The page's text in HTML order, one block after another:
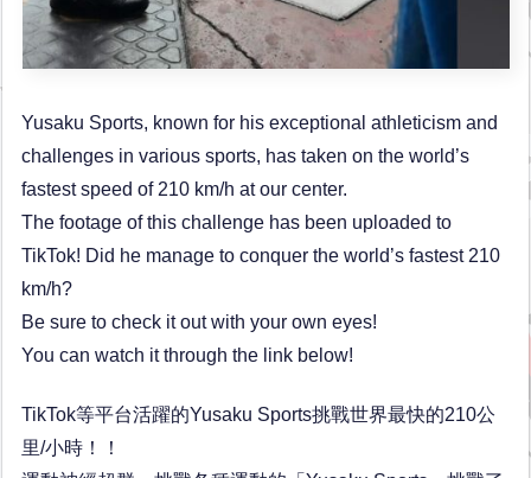
Yusaku Sports, known for his exceptional athleticism and
challenges in various sports, has taken on the world’s
fastest speed of 210 km/h at our center.
The footage of this challenge has been uploaded to
TikTok! Did he manage to conquer the world’s fastest 210
km/h?
Be sure to check it out with your own eyes!
You can watch it through the link below!
TikTok等平台活躍的Yusaku Sports挑戰世界最快的210公
里/小時！！